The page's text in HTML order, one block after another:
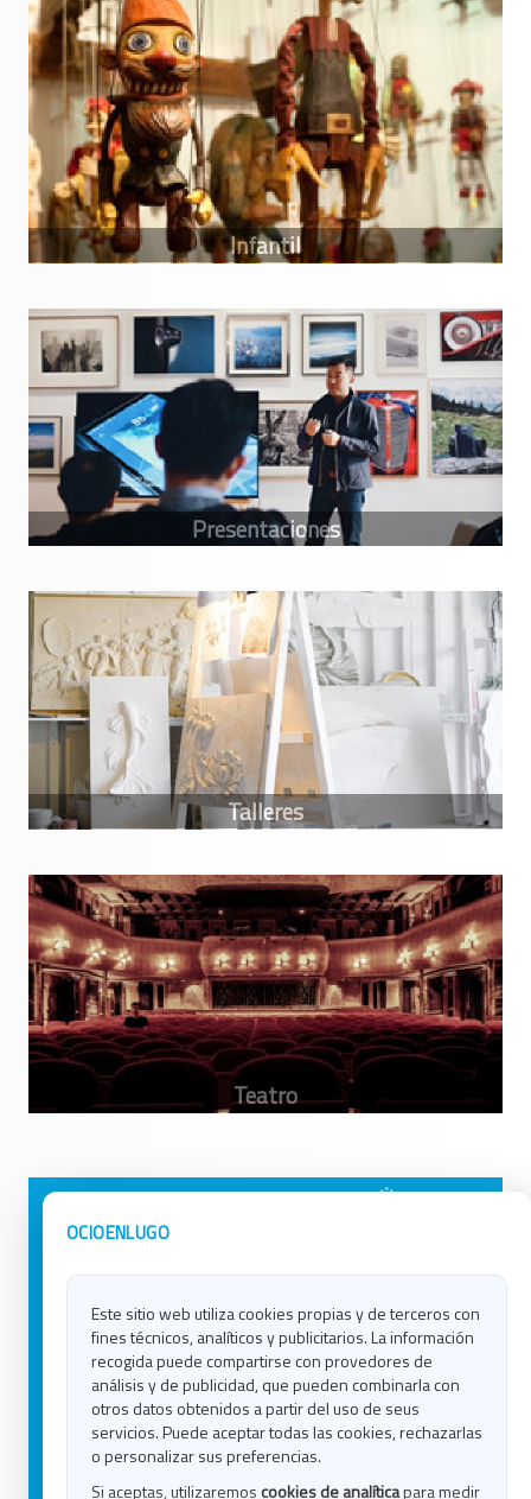
OCIOENLUGO
Este sitio web utiliza cookies propias y de terceros con
fines técnicos, analíticos y publicitarios. La información
recogida puede compartirse con provedores de
análisis y de publicidad, que pueden combinarla con
otros datos obtenidos a partir del uso de seus
servicios. Puede aceptar todas las cookies, rechazarlas
o personalizar sus preferencias.
Si aceptas, utilizaremos cookies de analíticapara medir
Avisos Legales
Contacto
Política de Cookies
Ocio en Lugo
Ocio en Ourense
Ocio en Pontevedra
Ocio en Santiago
Ocio en Vigo
Blog